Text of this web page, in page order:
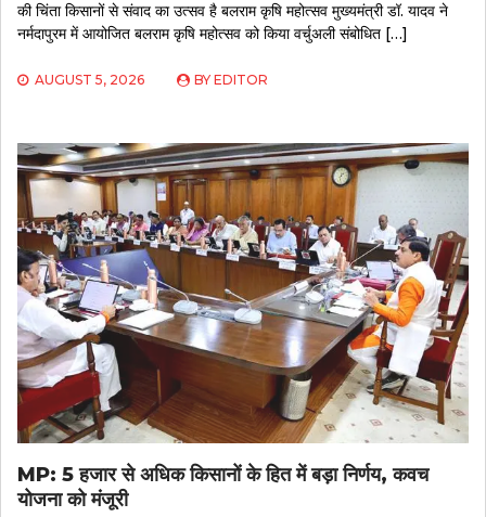
की चिंता किसानों से संवाद का उत्सव है बलराम कृषि महोत्सव मुख्यमंत्री डॉ. यादव ने
नर्मदापुरम में आयोजित बलराम कृषि महोत्सव को किया वर्चुअली संबोधित […]
AUGUST 5, 2026 BY EDITOR
MP: 5 हजार से अधिक किसानों के हित में बड़ा निर्णय, कवच
योजना को मंजूरी